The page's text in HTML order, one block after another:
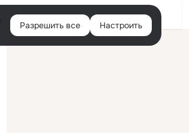
Войти
Разрешить все Настроить